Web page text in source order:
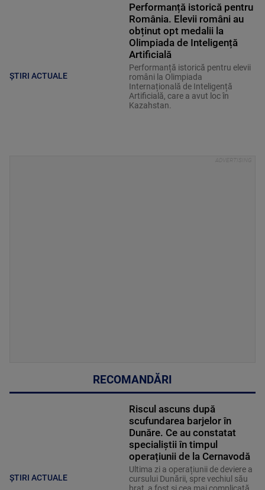
ȘTIRI ACTUALE
Performanță istorică pentru
România. Elevii români au
obținut opt medalii la
Olimpiada de Inteligență
Artificială
Performanță istorică pentru elevii
români la Olimpiada
Internațională de Inteligență
Artificială, care a avut loc în
Kazahstan.
RECOMANDĂRI
ȘTIRI ACTUALE
Riscul ascuns după
scufundarea barjelor în
Dunăre. Ce au constatat
specialiștii în timpul
operațiunii de la Cernavodă
Ultima zi a operațiunii de deviere a
cursului Dunării, spre vechiul său